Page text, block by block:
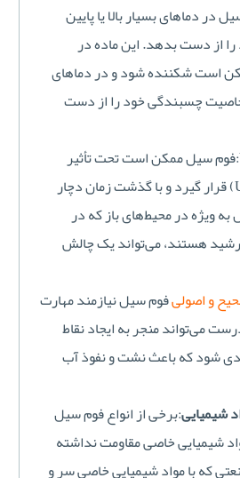
در دماهای بسیار بالا یا پایین
از دست بدهد. این ماده در
است شکننده شود و در دماهای
چسبندگی خود را از دست
:فوم سیل ممکن است تحت تأثیر
اشعه ماوراء بنفش (UV) قرار گیرد و با گذشت زمان دچار
ویژه در محیط‌های باز که در
هستند، می‌تواند یک چالش
و اصولیفوم سیل نیازمند مهارت
می‌تواند منجر به ایجاد نقاط
شود که باعث نشت و نفوذ آب
شیمیایی:برخی از انواع فوم سیل
شیمیایی خاصی مقاومت نداشته
که با مواد شیمیایی خاصی سر و